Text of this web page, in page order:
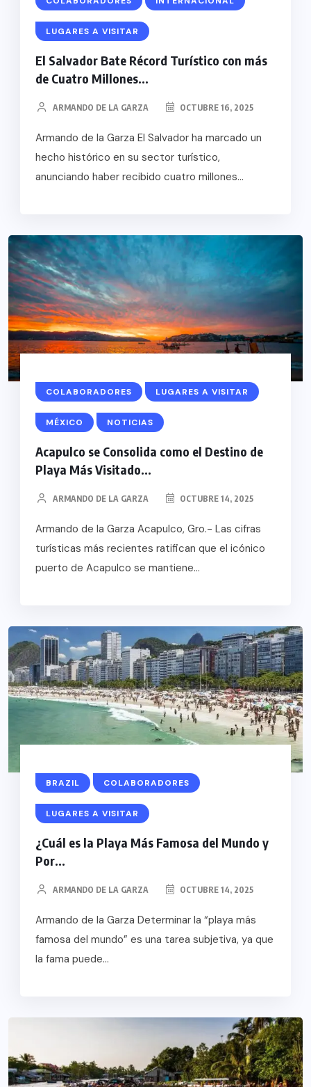
LUGARES A VISITAR
El Salvador Bate Récord Turístico con más
de Cuatro Millones...
ARMANDO DE LA GARZA OCTUBRE 16, 2025
Armando de la Garza El Salvador ha marcado un
hecho histórico en su sector turístico,
anunciando haber recibido cuatro millones...
COLABORADORES LUGARES A VISITAR
MÉXICO NOTICIAS
Acapulco se Consolida como el Destino de
Playa Más Visitado...
ARMANDO DE LA GARZA OCTUBRE 14, 2025
Armando de la Garza Acapulco, Gro.- Las cifras
turísticas más recientes ratifican que el icónico
puerto de Acapulco se mantiene...
BRAZIL COLABORADORES
LUGARES A VISITAR
¿Cuál es la Playa Más Famosa del Mundo y
Por...
ARMANDO DE LA GARZA OCTUBRE 14, 2025
Armando de la Garza Determinar la “playa más
famosa del mundo” es una tarea subjetiva, ya que
la fama puede...